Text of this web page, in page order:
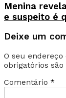
Menina
e suspeito é
Deixe um
O seu
obrigatórios
Comentário *